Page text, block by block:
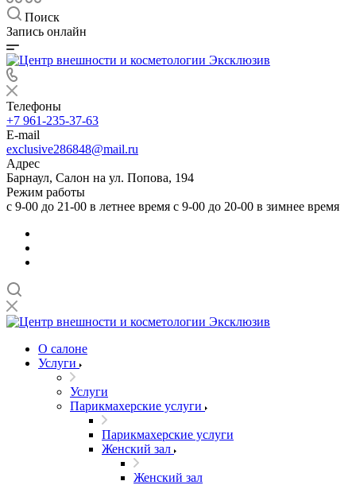
Поиск
Запись онлайн
Телефоны
+7 961-235-37-63
E-mail
exclusive286848@mail.ru
Адрес
Барнаул, Салон на ул. Попова, 194
Режим работы
с 9-00 до 21-00 в летнее время с 9-00 до 20-00 в зимнее время
О салоне
Услуги
Услуги
Парикмахерские услуги
Парикмахерские услуги
Женский зал
Женский зал